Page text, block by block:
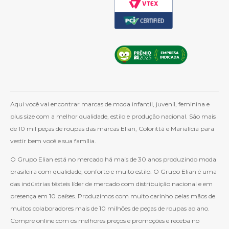
Aqui você vai encontrar marcas de moda infantil, juvenil, feminina e
plus size com a melhor qualidade, estilo e produção nacional. São mais
de 10 mil peças de roupas das marcas Elian, Colorittá e Marialícia para
vestir bem você e sua família.
O Grupo Elian está no mercado há mais de 30 anos produzindo moda
brasileira com qualidade, conforto e muito estilo. O Grupo Elian é uma
das indústrias têxteis líder de mercado com distribuição nacional e em
presença em 10 países. Produzimos com muito carinho pelas mãos de
muitos colaboradores mais de 10 milhões de peças de roupas ao ano.
Compre online com os melhores preços e promoções e receba no